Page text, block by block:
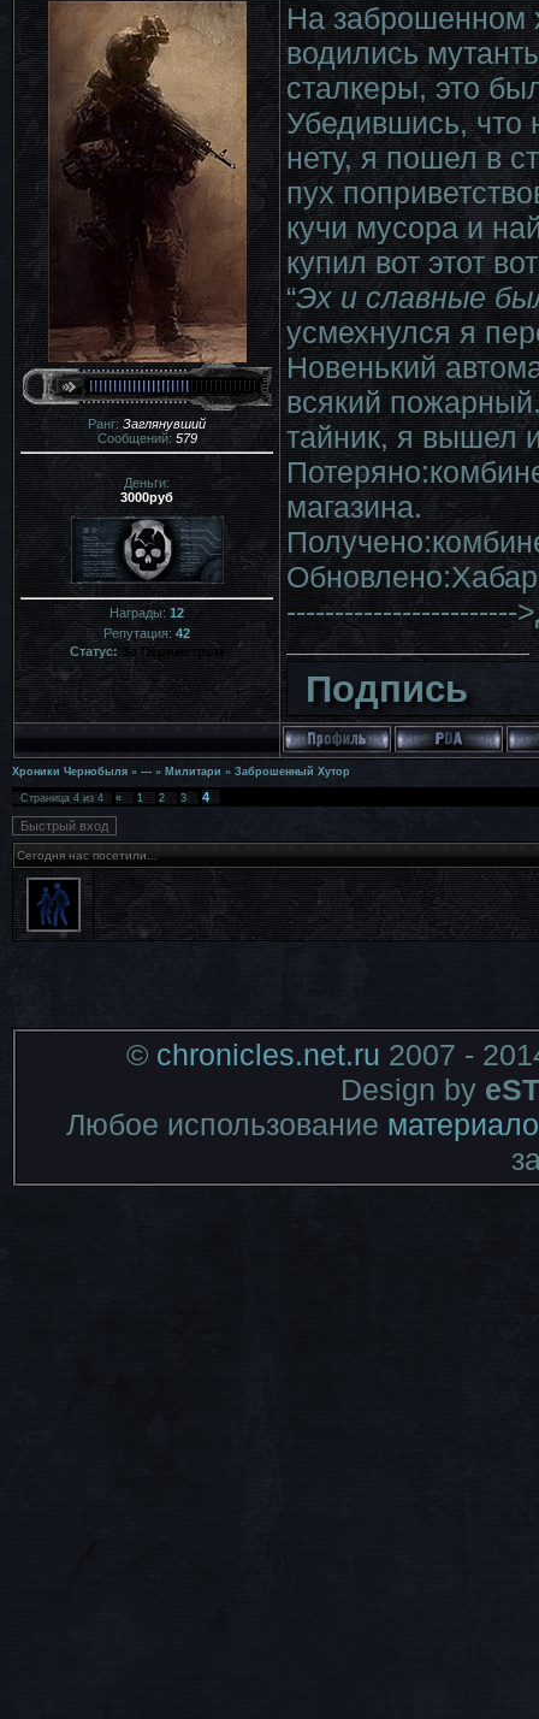
Ранг: Заглянувший
Сообщений:579
Деньги:
3000руб
Награды: 12
Репутация:42
Статус: За Периметром
На заброшенном
водились
сталкеры, это
Убедившись, что
нету, я пошел в
пух
кучи мусора и
купил вот этот
“Эх и славные
усмехнулся я
Новенький
всякий
тайник, я вышел
магазина.
------------------------
Подпись
Хроники Чернобыля » --- » Милитари » Заброшенный Хутор
Страница4из4 « 1 2 3 4
Сегодня нас посетили...
© chronicles.net.ru 2007 -
Design by
Любое использование